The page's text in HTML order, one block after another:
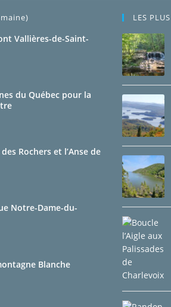
Vallières-de-Saint-
du Québec pour la
Rochers et l’Anse de
Notre-Dame-du-
Blanche
LES